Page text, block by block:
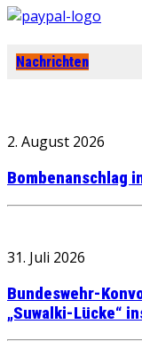
Nachrichten
2. August 2026
Bombenanschlag
31. Juli 2026
Bundeswehr-
„Suwalki-Lücke“